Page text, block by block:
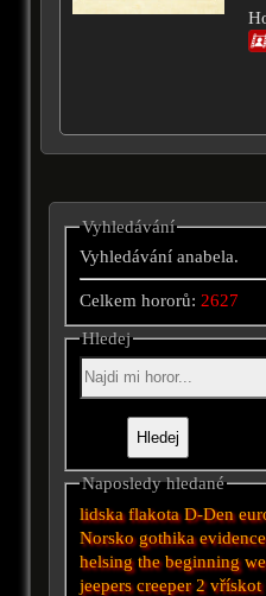
Vyhledávání
Vyhledávání anabela.
Celkem hororů:2627
Hledej
Naposledy hledané
lidska flakota D-Den
Norsko gothika evidence
helsing the beginning
jeepers creeper 2 vřískot